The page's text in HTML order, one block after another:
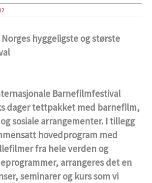
hyggeligste og største
Barnefilmfestival
dager tettpakket med barnefilm,
sosiale arrangementer. I tillegg
hovedprogram med
fra hele verden og
arrangeres det en
seminarer og kurs som vi